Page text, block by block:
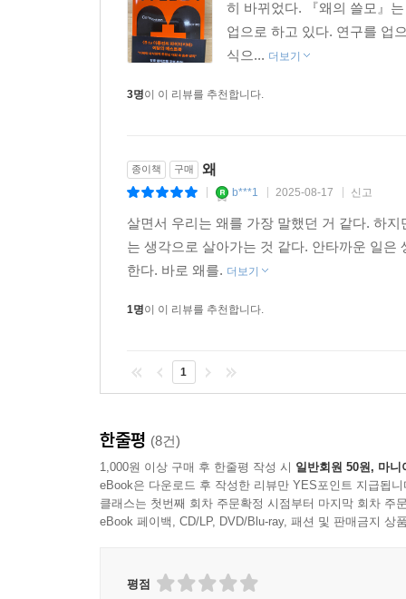
히 바뀌었다. 『왜의 쓸모』
업으로 하고 있다. 연구를 업
식으... 더보기
3명이 이 리뷰를 추천합니다.
종이책 구매 왜
b***1 2025-08-17 신고
살면서 우리는 왜를 가장 말했던 거 같다. 하
는 생각으로 살아가는 것 같다. 안타까운 일
한다. 바로 왜를. 더보기
1명이 이 리뷰를 추천합니다.
1
한줄평 (8건)
1,000원 이상 구매 후 한줄평 작성 시 일반회원 50원, 마니
eBook은 다운로드 후 작성한 리뷰만 YES포인트 지급됩니
클래스는 첫번째 회차 주문확정 시점부터 마지막 회차 주
eBook 페이백, CD/LP, DVD/Blu-ray, 패션 및 판매금지 상
평점